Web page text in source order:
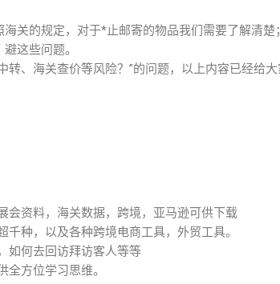
关的规定，对于*止邮寄的物品我们需要了解清
这些问题。
转、海关查价等风险？”的问题，以上内容已经给
会资料，海关数据，跨境，亚马逊可供下载
种，以及各种跨境电商工具，外贸工具。
如何去回访拜访客人等等
方位学习思维。